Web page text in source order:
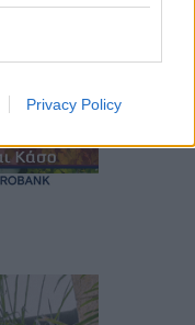
Privacy Policy